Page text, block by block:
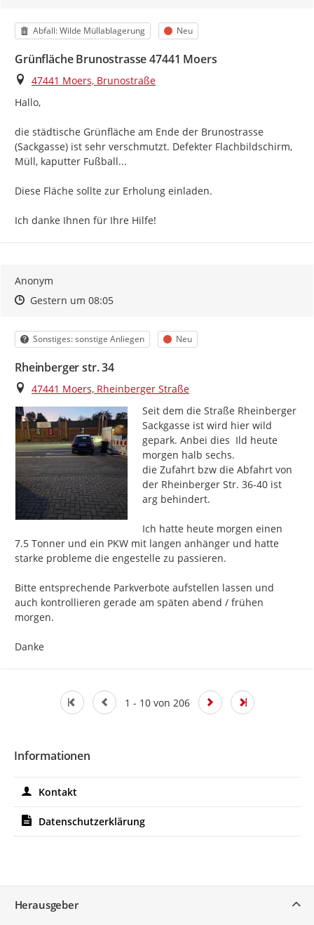
Kategorie
Abfall: Wilde Müllablagerung Status
Neu
Grünfläche Brunostrasse 47441 Moers
Ort
47441 Moers, Brunostraße
Hallo,
die städtische Grünfläche am Ende der Brunostrasse
(Sackgasse) ist sehr verschmutzt. Defekter Flachbildschirm,
Müll, kaputter Fußball...
Diese Fläche sollte zur Erholung einladen.
Ich danke Ihnen für Ihre Hilfe!
Anonym
Zeitpunkt des Erstellens
Zeitpunkt des Erstellens
Gestern um 08:05Zur Äußerung
Kategorie
Sonstiges: sonstige Anliegen Status
Neu
Rheinberger str. 34
Ort
47441 Moers, Rheinberger Straße
Seit dem die Straße Rheinberger
Sackgasse ist wird hier wild
gepark. Anbei dies  Ild heute
morgen halb sechs.
die Zufahrt bzw die Abfahrt von
der Rheinberger Str. 36-40 ist
arg behindert.
Ich hatte heute morgen einen
7.5 Tonner und ein PKW mit langen anhänger und hatte
starke probleme die engestelle zu passieren.
Bitte entsprechende Parkverbote aufstellen lassen und
auch kontrollieren gerade am späten abend / frühen
morgen.
Danke
1 - 10 von 206
Informationen
Kontakt
Datenschutzerklärung
Herausgeber